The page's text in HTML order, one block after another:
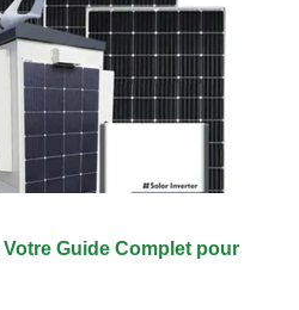
Guide Complet pour